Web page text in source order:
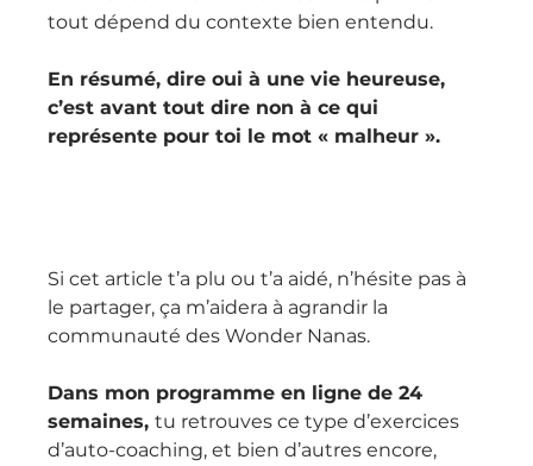
tout dépend du contexte bien entendu.
En résumé, dire oui à une vie heureuse,
c’est avant tout dire non à ce qui
représente pour toi le mot « malheur ».
Si cet article t’a plu ou t’a aidé, n’hésite pas à
le partager, ça m’aidera à agrandir la
communauté des Wonder Nanas.
Dans mon programme en ligne de 24
semaines, tu retrouves ce type d’exercices
d’auto-coaching, et bien d’autres encore,